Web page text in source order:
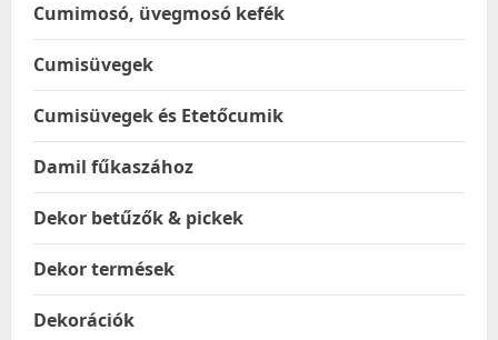
Cumimosó, üvegmosó kefék
Cumisüvegek
Cumisüvegek és Etetőcumik
Damil fűkaszához
Dekor betűzők & pickek
Dekor termések
Dekorációk